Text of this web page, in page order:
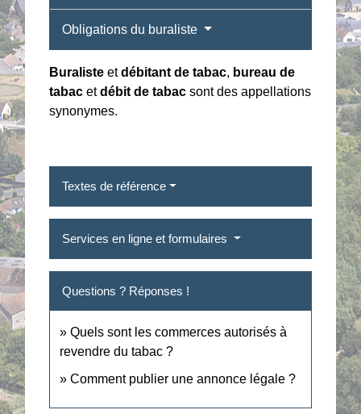
Obligations du buraliste
Buraliste etdébitant de tabac, bureau de
tabac etdébit de tabac sont des appellations
synonymes.
Textes de référence
Services en ligne et formulaires
Questions ? Réponses !
Quels sont les commerces autorisés à
revendre du tabac ?
Comment publier une annonce légale ?